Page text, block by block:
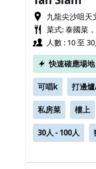
九龍尖沙咀天
菜式: 泰國菜
人數 : 10 至 30
快速確應場地
可唱k 打邊
私房菜 樓上
30人 - 100人